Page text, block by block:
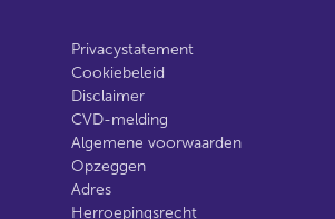
Privacystatement
Cookiebeleid
Disclaimer
CVD-melding
Algemene voorwaarden
Opzeggen
Adres
Herroepingsrecht